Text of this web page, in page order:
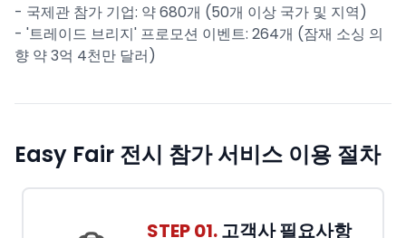
- 국제관 참가 기업: 약 680개 (50개 이상 국가 및 지역)
- '트레이드 브리지' 프로모션 이벤트: 264개 (잠재 소싱 의
향 약 3억 4천만 달러)
Easy Fair 전시 참가 서비스 이용 절차
STEP 01.고객사 필요사항